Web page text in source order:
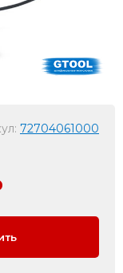
72704061000